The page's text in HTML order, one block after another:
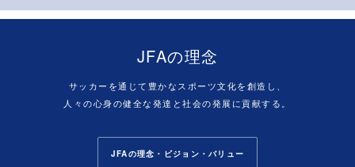
JFAの理念
サッカーを通じて豊かなスポーツ文化を創造し、
人々の心身の健全な発達と社会の発展に貢献する。
JFAの理念・ビジョン・バリュー